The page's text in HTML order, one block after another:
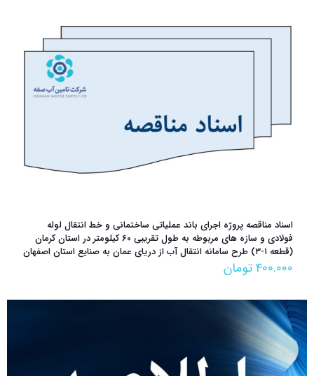
اسناد مناقصه پروژه اجرای باند عملیاتی ساختمانی و خط انتقال لوله
فولادی و سازه های مربوطه به طول تقریبی ۶۰ کیلومتر در استان کرمان
(قطعه ۱-۳) طرح سامانه انتقال آب از دریای عمان به صنایع استان اصفهان
۴۰۰.۰۰۰تومان